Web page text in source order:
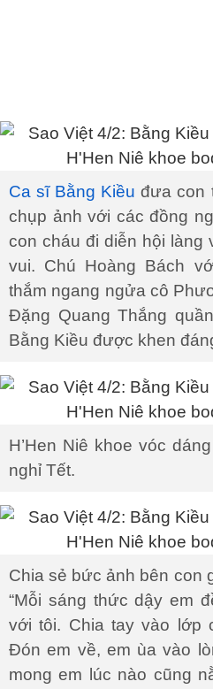
Ca sĩ Bằng Kiều đưa con
chụp ảnh với các đồng
con cháu đi diễn hội làng
vui. Chú Hoàng Bách
thắm ngang ngửa cô
Đặng Quang Thắng
Bằng Kiều được khen
H’Hen Niê khoe vóc
nghỉ Tết.
Chia sẻ bức ảnh bên con
“Mỗi sáng thức dậy em
với tôi. Chia tay vào lớp
Đón em về, em ùa vào
mong em lúc nào cũng